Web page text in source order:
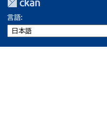
言語